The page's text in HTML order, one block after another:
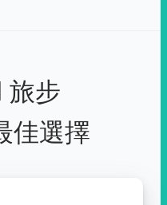
步
佳選擇